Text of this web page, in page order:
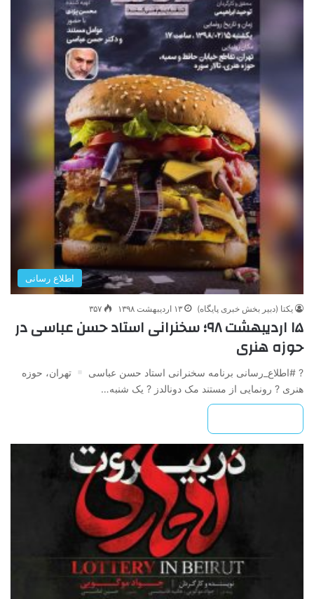
اطلاع رسانی
یکتا (دبیر بخش خبری پایگاه) ۱۳ اردیبهشت ۱۳۹۸ ۳۵۷
۱۵ اردیبهشت ۹۸؛ سخنرانی استاد حسن عباسی در
حوزه هنری
? #اطلاع_رسانی برنامه سخنرانی استاد حسن عباسی
تهران، حوزه
هنری ? رونمایی از مستند مک دونالدز ? یک شنبه…